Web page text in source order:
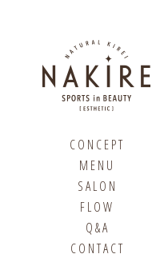
CONCEPT
MENU
SALON
FLOW
Q&A
CONTACT